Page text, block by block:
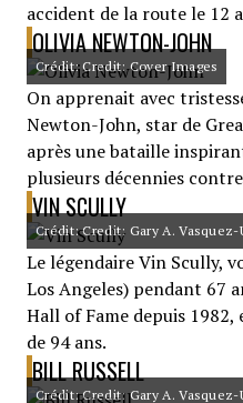
accident de la route le 12
OLIVIA NEWTON-JOHN
Crédit: Credit: Cover Images
On apprenait avec
Newton-John, star de
après une bataille
plusieurs décennies
VIN SCULLY
Crédit: Credit: Gary A. Vasquez-
Le légendaire Vin Scully,
Los Angeles) pendant 67
Hall of Fame depuis 1982,
de 94 ans.
BILL RUSSELL
Crédit: Credit: Gary A. Vasquez-